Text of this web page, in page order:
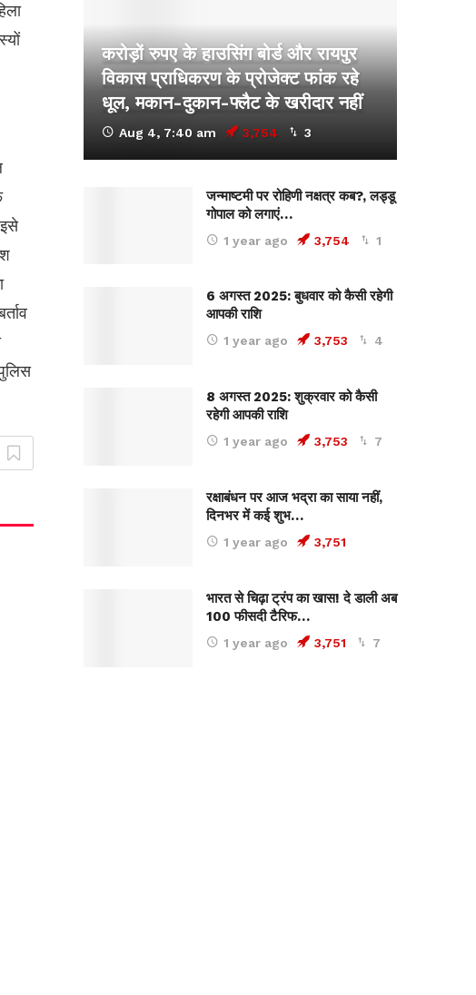
करोड़ों रुपए के हाउसिंग बोर्ड और रायपुर
विकास प्राधिकरण के प्रोजेक्ट फांक रहे
धूल, मकान-दुकान-फ्लैट के खरीदार नहीं
Aug 4, 7:40 am 3,754 3
जन्माष्टमी पर रोहिणी नक्षत्र कब?, लड्डू
गोपाल को लगाएं…
1 year ago 3,754 1
6 अगस्त 2025: बुधवार को कैसी रहेगी
आपकी राशि
1 year ago 3,753 4
8 अगस्त 2025: शुक्रवार को कैसी
रहेगी आपकी राशि
1 year ago 3,753 7
रक्षाबंधन पर आज भद्रा का साया नहीं,
दिनभर में कई शुभ…
1 year ago 3,751
भारत से चिढ़ा ट्रंप का खास! दे डाली अब
100 फीसदी टैरिफ…
1 year ago 3,751 7